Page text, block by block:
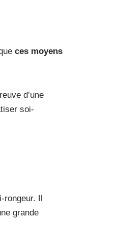
ces moyens
d’une
soi-
rongeur. Il
grande